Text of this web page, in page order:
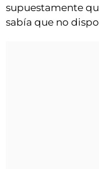
supuestamente
sabía que no